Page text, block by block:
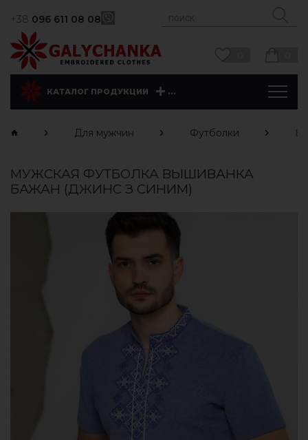
+38 096 611 08 08
КАТАЛОГ ПРОДУКЦИИ ...
Для мужчин Футболки
МУЖСКАЯ ФУТБОЛКА ВЫШИВАНКА
БАЖАН (ДЖИНС З СИНИМ)